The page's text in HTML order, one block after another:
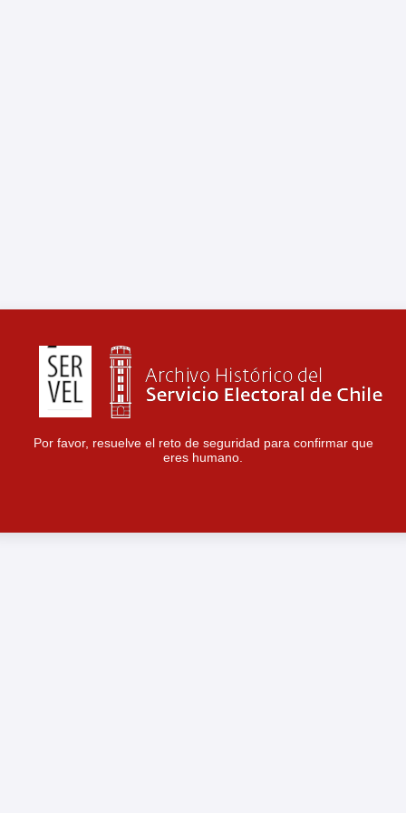
Por favor, resuelve el reto de seguridad para confirmar que
eres humano.